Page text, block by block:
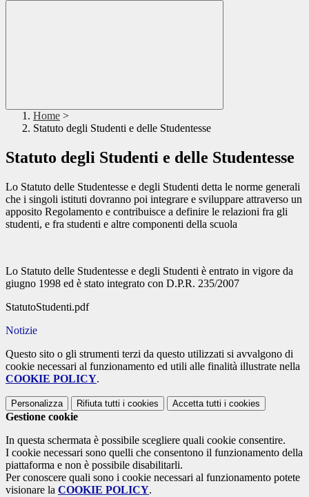
Home >
Statuto degli Studenti e delle Studentesse
Statuto degli Studenti e delle Studentesse
Lo Statuto delle Studentesse e degli Studenti detta le norme generali
che i singoli istituti dovranno poi integrare e sviluppare attraverso un
apposito Regolamento e contribuisce a definire le relazioni fra gli
studenti, e fra studenti e altre componenti della scuola
Lo Statuto delle Studentesse e degli Studenti è entrato in vigore da
giugno 1998 ed è stato integrato con D.P.R. 235/2007
StatutoStudenti.pdf
Notizie
Questo sito o gli strumenti terzi da questo utilizzati si avvalgono di
cookie necessari al funzionamento ed utili alle finalità illustrate nella
COOKIE POLICY.
Personalizza Rifiuta tutti i cookies Accetta tutti i cookies
Gestione cookie
In questa schermata è possibile scegliere quali cookie consentire.
I cookie necessari sono quelli che consentono il funzionamento della
piattaforma e non è possibile disabilitarli.
Per conoscere quali sono i cookie necessari al funzionamento potete
visionare la COOKIE POLICY.